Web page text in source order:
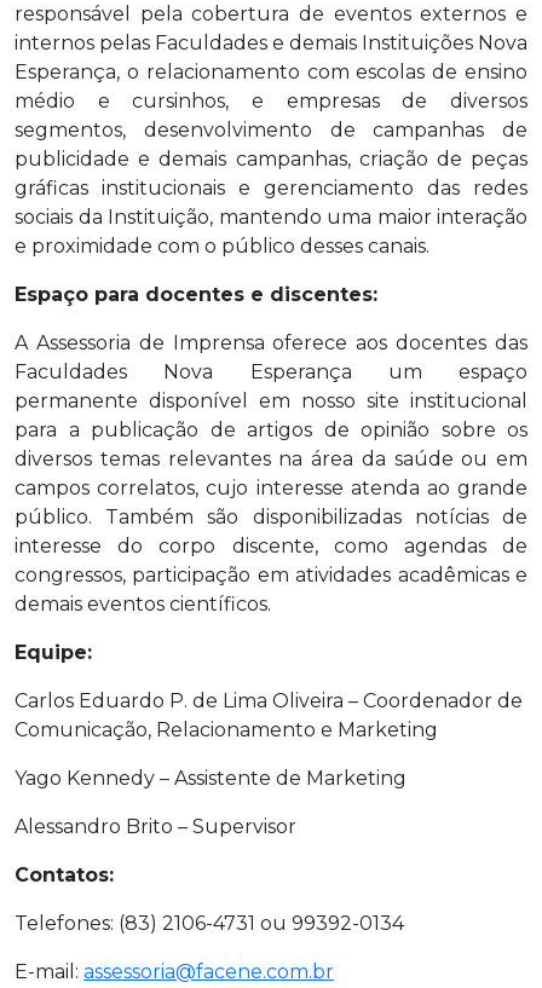
responsável pela cobertura de eventos externos e
internos pelas Faculdades e demais Instituições Nova
Esperança, o relacionamento com escolas de ensino
médio e cursinhos, e empresas de diversos
segmentos, desenvolvimento de campanhas de
publicidade e demais campanhas, criação de peças
gráficas institucionais e gerenciamento das redes
sociais da Instituição, mantendo uma maior interação
e proximidade com o público desses canais.
Espaço para docentes e discentes:
A Assessoria de Imprensa oferece aos docentes das
Faculdades Nova Esperança um espaço
permanente disponível em nosso site institucional
para a publicação de artigos de opinião sobre os
diversos temas relevantes na área da saúde ou em
campos correlatos, cujo interesse atenda ao grande
público. Também são disponibilizadas notícias de
interesse do corpo discente, como agendas de
congressos, participação em atividades acadêmicas e
demais eventos científicos.
Equipe:
Carlos Eduardo P. de Lima Oliveira – Coordenador de
Comunicação, Relacionamento e Marketing
Yago Kennedy – Assistente de Marketing
Alessandro Brito – Supervisor
Contatos:
Telefones: (83) 2106-4731 ou 99392-0134
E-mail: assessoria@facene.com.br